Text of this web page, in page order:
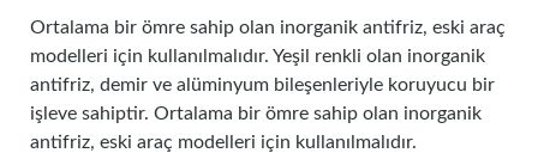
Ortalama bir ömre sahip olan inorganik antifriz, eski araç
modelleri için kullanılmalıdır. Yeşil renkli olan inorganik
antifriz, demir ve alüminyum bileşenleriyle koruyucu bir
işleve sahiptir. Ortalama bir ömre sahip olan inorganik
antifriz, eski araç modelleri için kullanılmalıdır.